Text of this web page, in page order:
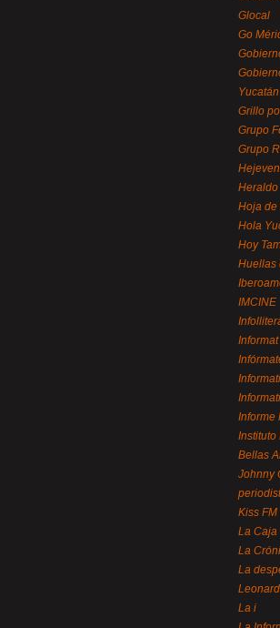
Glocal
Go
Yucatán
Grillo
Grupo
Grupo
Heraldo
Hoja de
Hola
Hoy
Huellas
IMCINE
Informe
Instituto
Bellas
Johnny
Kiss FM
La Caja
La
La
La i